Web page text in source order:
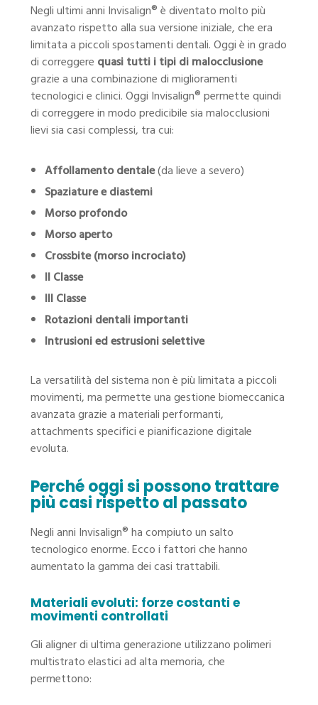
Negli ultimi anni Invisalign® è diventato molto più
avanzato rispetto alla sua versione iniziale, che era
limitata a piccoli spostamenti dentali. Oggi è in grado
di correggere quasi tutti i tipi di malocclusione
grazie a una combinazione di miglioramenti
tecnologici e clinici. Oggi Invisalign® permette quindi
di correggere in modo predicibile sia malocclusioni
lievi sia casi complessi, tra cui:
Affollamento dentale(da lieve a severo)
Spaziature e diastemi
Morso profondo
Morso aperto
Crossbite (morso incrociato)
II Classe
III Classe
Rotazioni dentali importanti
Intrusioni ed estrusioni selettive
La versatilità del sistema non è più limitata a piccoli
movimenti, ma permette una gestione biomeccanica
avanzata grazie a materiali performanti,
attachments specifici e pianificazione digitale
evoluta.
Perché oggi si possono trattare
più casi rispetto al passato
Negli anni Invisalign® ha compiuto un salto
tecnologico enorme. Ecco i fattori che hanno
aumentato la gamma dei casi trattabili.
Materiali evoluti: forze costanti e
movimenti controllati
Gli aligner di ultima generazione utilizzano polimeri
multistrato elastici ad alta memoria, che
permettono: